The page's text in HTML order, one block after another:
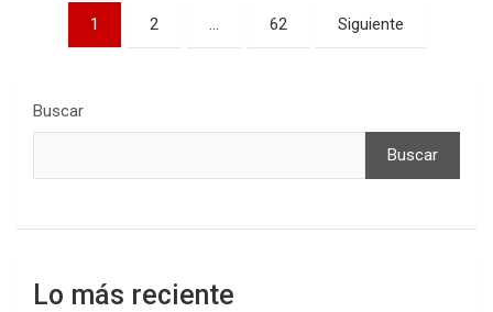
Paginación
1 2 … 62 Siguiente
Buscar
Buscar
Lo más reciente